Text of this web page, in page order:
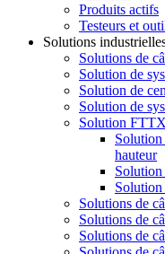
Produits actifs
Testeurs et
Solutions
Solutions de
Solution de
Solution de
Solution de
Solution FTTX
hauteur
Solution
Solutions de
Solutions de
Solutions de